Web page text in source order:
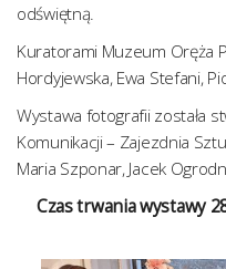
odświętną.
Kuratorami Muzeum Oręża
Hordyjewska, Ewa Stefani,
Wystawa fotografii została
Komunikacji – Zajezdnia
Maria Szponar, Jacek
Czas trwania wystawy